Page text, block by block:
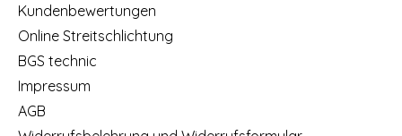
Kundenbewertungen
Online Streitschlichtung
BGS technic
Impressum
AGB